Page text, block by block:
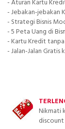
- Aturan Kartu
- Jebakan-jebakan
- Strategi Bisnis
- 5 Peta Uang di
- Kartu Kredit
- Jalan-Jalan
Nikmati
discount